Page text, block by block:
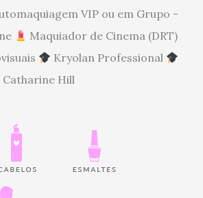
VIP ou em Grupo -
Maquiador de Cinema (DRT)
Kryolan Professional
Catharine Hill